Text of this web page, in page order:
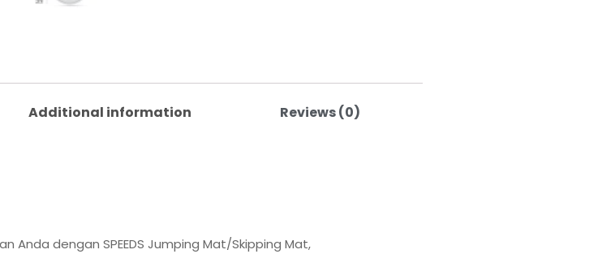
Additional information Reviews (0)
Anda dengan SPEEDS Jumping Mat/Skipping Mat,